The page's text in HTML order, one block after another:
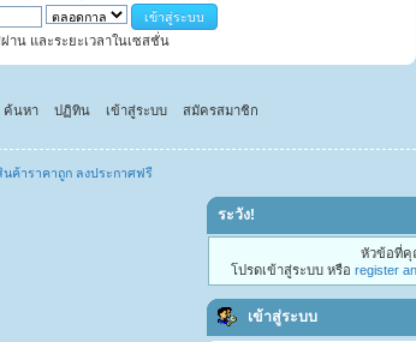
าน และระยะเวลาในเซสชั่น
ค้นหา ปฏิทิน เข้าสู่ระบบ สมัครสมาชิก
ค้าราคาถูก ลงประกาศฟรี
ระวัง!
หัวข้อที่คุ
โปรดเข้าสู่ระบบ หรือ register
เข้าสู่ระบบ